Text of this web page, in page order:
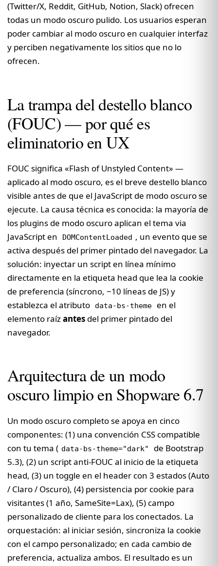
(Twitter/X, Reddit, GitHub, Notion, Slack) ofrecen
todas un modo oscuro pulido. Los usuarios esperan
poder cambiar al modo oscuro en cualquier interfaz
y perciben negativamente los sitios que no lo
ofrecen.
La trampa del destello blanco
(FOUC) — por qué es
eliminatorio en UX
FOUC significa «Flash of Unstyled Content» —
aplicado al modo oscuro, es el breve destello blanco
visible antes de que el JavaScript de modo oscuro se
ejecute. La causa técnica es conocida: la mayoría de
los plugins de modo oscuro aplican el tema via
JavaScript en
DOMContentLoaded , un evento que se
activa después del primer pintado del navegador. La
solución: inyectar un script en línea mínimo
directamente en la etiqueta head que lea la cookie
de preferencia (síncrono, ~10 líneas de JS) y
establezca el atributo
data-bs-theme
en el
elemento raízantes del primer pintado del
navegador.
Arquitectura de un modo
oscuro limpio en Shopware 6.7
Un modo oscuro completo se apoya en cinco
componentes: (1) una convención CSS compatible
con tu tema ( data-bs-theme="dark"
de Bootstrap
5.3), (2) un script anti-FOUC al inicio de la etiqueta
head, (3) un toggle en el header con 3 estados (Auto
/ Claro / Oscuro), (4) persistencia por cookie para
visitantes (1 año, SameSite=Lax), (5) campo
personalizado de cliente para los conectados. La
orquestación: al iniciar sesión, sincroniza la cookie
con el campo personalizado; en cada cambio de
preferencia, actualiza ambos. El resultado es un